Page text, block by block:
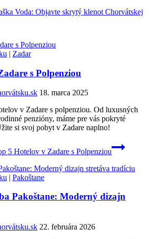
Voda: Objavte skrytý klenot Chorvátskej
| Zadar
s Polpenziou
18. marca 2025
v Zadare s polpenziou. Od luxusných
penzióny, máme pre vás pokryté
si svoj pobyt v Zadare naplno!
5 Hotelov v Zadare s Polpenziou
| Pakoštane
Pakoštane: Moderný dizajn
22. februára 2026